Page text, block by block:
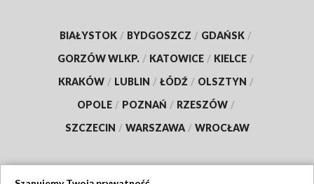
BIAŁYSTOK / BYDGOSZCZ / GDAŃSK /
GORZÓW WLKP. / KATOWICE / KIELCE /
KRAKÓW / LUBLIN / ŁÓDŹ / OLSZTYN /
OPOLE / POZNAŃ / RZESZÓW /
SZCZECIN / WARSZAWA / WROCŁAW